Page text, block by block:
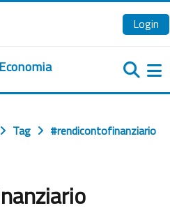
Login
Tag #rendicontofinanziario